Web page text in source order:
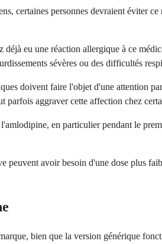
certaines personnes devraient éviter
eu une réaction allergique à ce
sévères ou des difficultés
doivent faire l'objet d'une attention
aggraver cette affection chez
en particulier pendant le
peuvent avoir besoin d'une dose plus
bien que la version générique